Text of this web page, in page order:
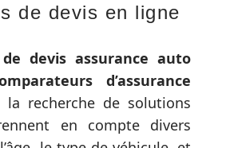
de devis en ligne
devis assurance auto
d’assurance
la recherche de solutions
en compte divers